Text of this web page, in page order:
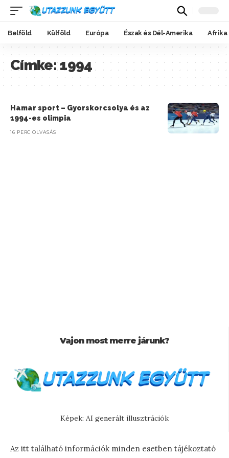
Belföld Külföld Európa Észak és Dél-Amerika Afrika
Címke:1994
Hamar sport – Gyorskorcsolya és az
1994-es olimpia
16 PERC OLVASÁS
Vajon most merre járunk?
Képek: AI generált illusztrációk
Az itt található információk minden esetben tájékoztató